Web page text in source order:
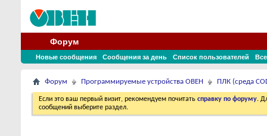
Форум
Новые сообщения Сообщения за день Список пользователей
Форум Программируемые устройства ОВЕН ПЛК (среда
Если это ваш первый визит, рекомендуем почитать справку по форуму.
сообщений выберите раздел.